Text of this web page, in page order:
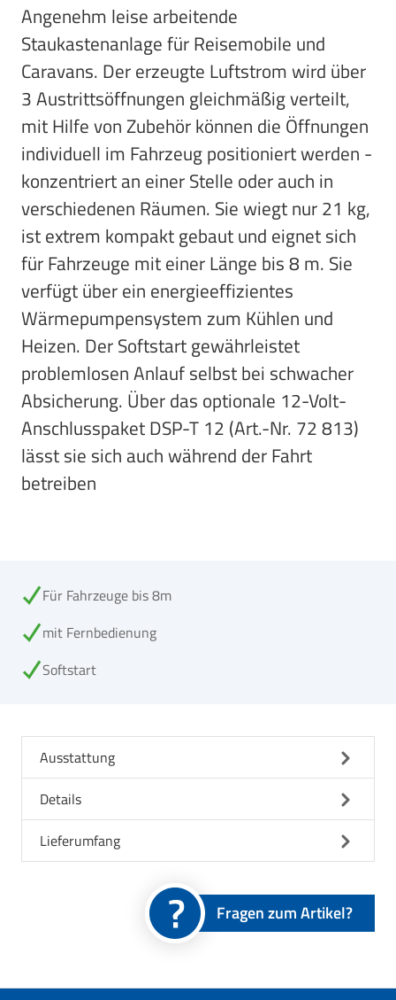
Angenehm leise arbeitende
Staukastenanlage für Reisemobile und
Caravans. Der erzeugte Luftstrom wird über
3 Austrittsöffnungen gleichmäßig verteilt,
mit Hilfe von Zubehör können die Öffnungen
individuell im Fahrzeug positioniert werden -
konzentriert an einer Stelle oder auch in
verschiedenen Räumen. Sie wiegt nur 21 kg,
ist extrem kompakt gebaut und eignet sich
für Fahrzeuge mit einer Länge bis 8 m. Sie
verfügt über ein energieeffizientes
Wärmepumpensystem zum Kühlen und
Heizen. Der Softstart gewährleistet
problemlosen Anlauf selbst bei schwacher
Absicherung. Über das optionale 12-Volt-
Anschlusspaket DSP-T 12 (Art.-Nr. 72 813)
lässt sie sich auch während der Fahrt
betreiben
Für Fahrzeuge bis 8m
mit Fernbedienung
Softstart
Ausstattung
Details
Lieferumfang
Fragen zum Artikel?